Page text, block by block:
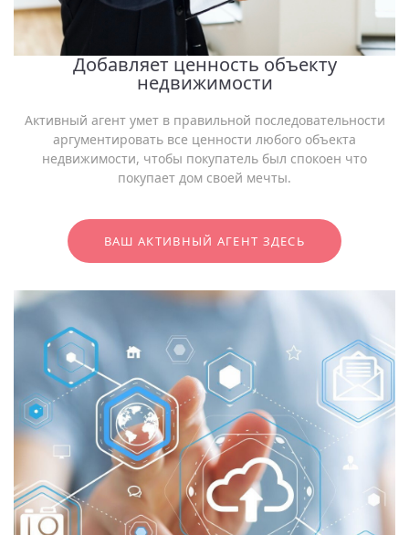
Добавляет ценность объекту
недвижимости
Активный агент умет в правильной последовательности
аргументировать все ценности любого объекта
недвижимости, чтобы покупатель был спокоен что
покупает дом своей мечты.
ВАШ АКТИВНЫЙ АГЕНТ ЗДЕСЬ